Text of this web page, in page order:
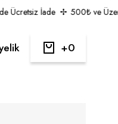
İade 500₺ ve Üzeri
0